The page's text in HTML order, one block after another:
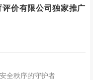
价有限公司独家推广
全秩序的守护者